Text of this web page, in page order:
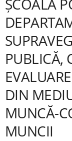
ȘCOALĂ
PUBLICĂ,
DIN
MUNCĂ-
MUNCII